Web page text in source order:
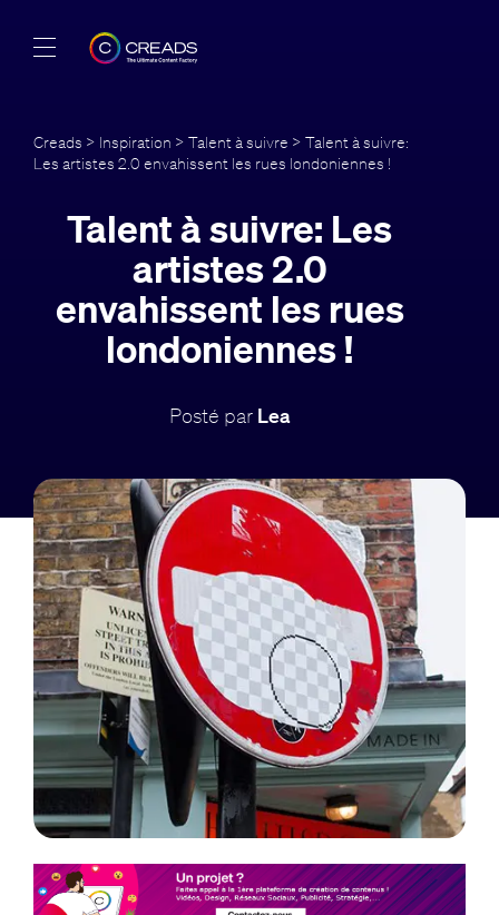
Offres
À propos
Creads > Inspiration > Talent à suivre > Talent à suivre:
Les artistes 2.0 envahissent les rues londoniennes !
Talent à suivre: Les
artistes 2.0
envahissent les rues
londoniennes !
Posté par Lea